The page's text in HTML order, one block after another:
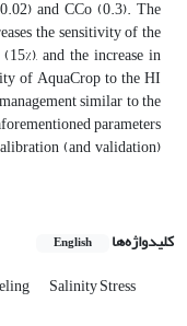
and CCo (0.3). The
the sensitivity of the
and the increase in
of AquaCrop to the HI
similar to the
parameters
(and validation)
کلیدواژه‌ها English
Salinity Stress